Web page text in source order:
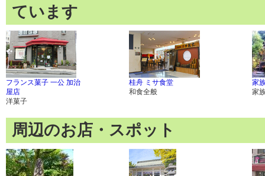
ています
フランス菓子 一公 加治
屋店
洋菓子
桂舟 ミサ食堂
和食全般
家
家
周辺のお店・スポット